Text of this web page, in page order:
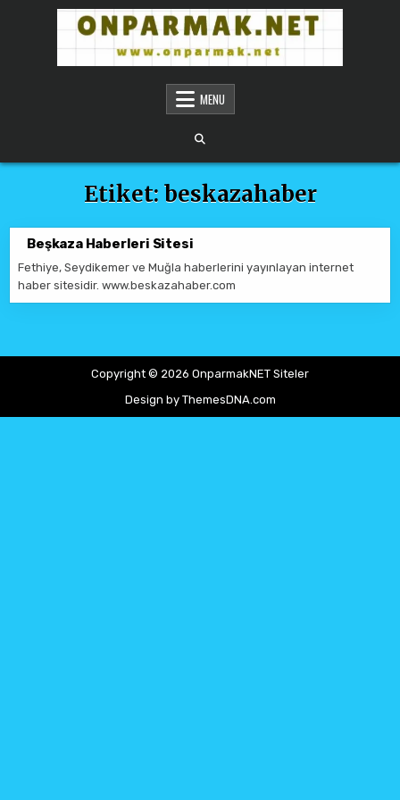
Skip to content
ONPARMAKNET SITELERMENU
Etiket: beskazahaber
Beşkaza Haberleri Sitesi
Fethiye, Seydikemer ve Muğla haberlerini yayınlayan internet
haber sitesidir. www.beskazahaber.com
Copyright © 2026 OnparmakNET Siteler
Design by ThemesDNA.com